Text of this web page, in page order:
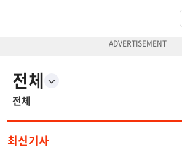
전체
전체
최신기사